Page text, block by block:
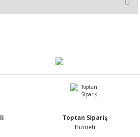
bilgiler bulunuyor.
bulunuyor.
daha pahalı.
alternatifler olmalı.
Toptan Sipariş
Hizmeti